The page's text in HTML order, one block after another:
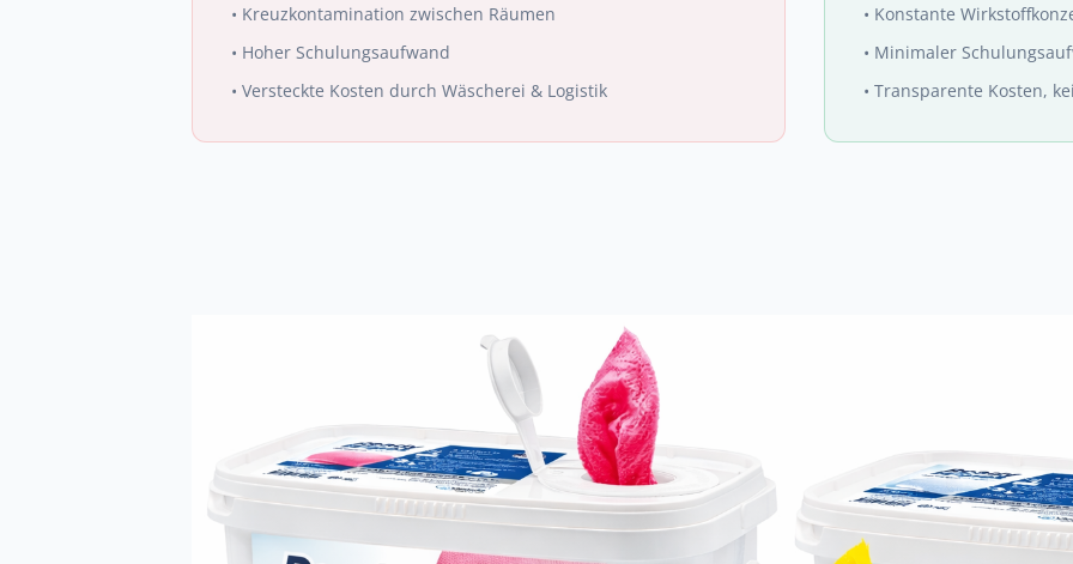
• Kreuzkontamination zwischen Räumen
• Hoher Schulungsaufwand
• Versteckte Kosten durch Wäscherei & Logistik
• Konstante
• Minimaler
• Transparente Kosten,